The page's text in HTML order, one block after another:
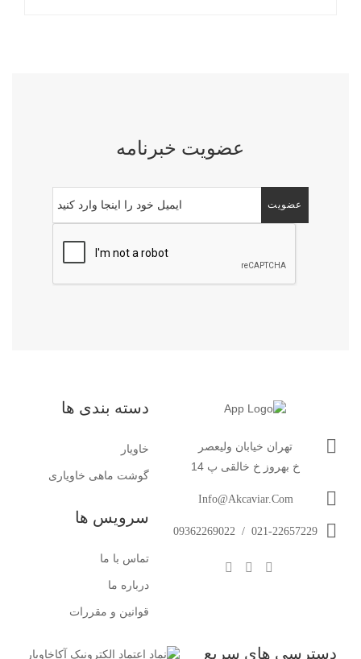
عضویت خبرنامه
عضویت
تهران خیابان ولیعصر
خ بهروز خ خالقی پ 14
Info@akcaviar.com
021-22657229
/
09362269022
دسته بندی ها
خاویار
گوشت ماهی خاویاری
سرویس ها
تماس با ما
درباره ما
قوانین و مقررات
دسترسی های سریع